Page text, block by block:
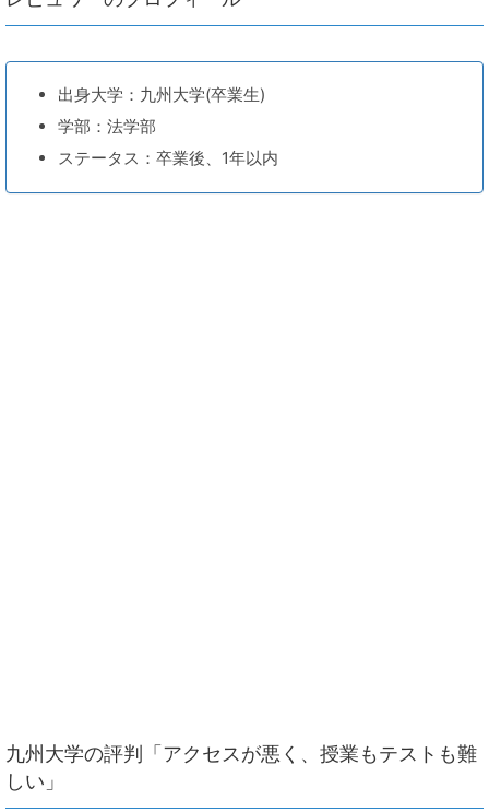
出身大学：九州大学(卒業生)
学部：法学部
ステータス：卒業後、1年以内
九州大学の評判「アクセスが悪く、授業もテストも難
しい」